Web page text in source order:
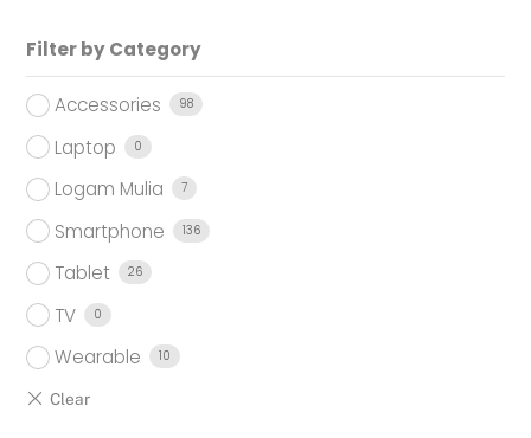
Filter by Category
Accessories 98
Laptop 0
Logam Mulia 7
Smartphone 136
Tablet 26
TV 0
Wearable 10